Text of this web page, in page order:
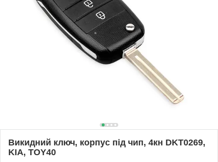
Викидний ключ, корпус під чип, 4кн DKT0269,
KIA, TOY40